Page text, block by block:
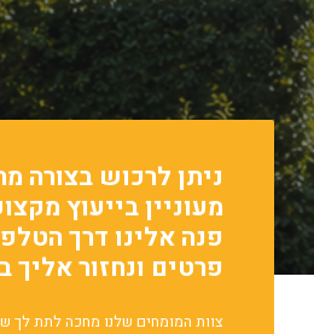
ניתן לרכוש בצורה
מעוניין בייעוץ
פרטים ונחזור אליך
צוות המומחים שלנו מחכה לתת לך